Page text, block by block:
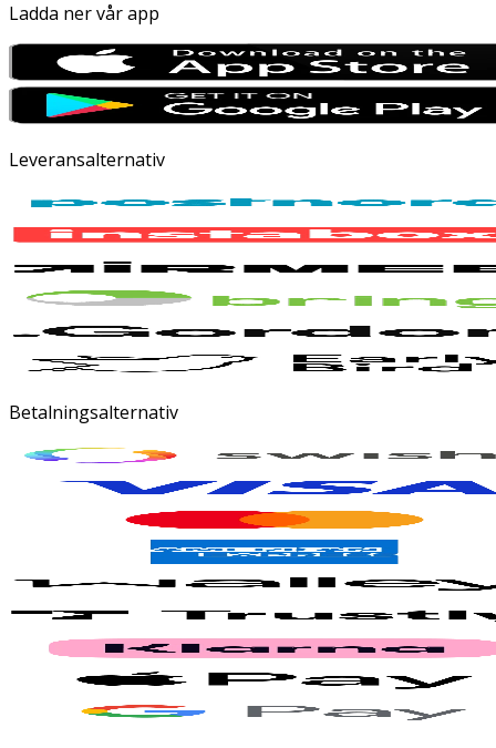
Ladda ner vår app
Leveransalternativ
Betalningsalternativ